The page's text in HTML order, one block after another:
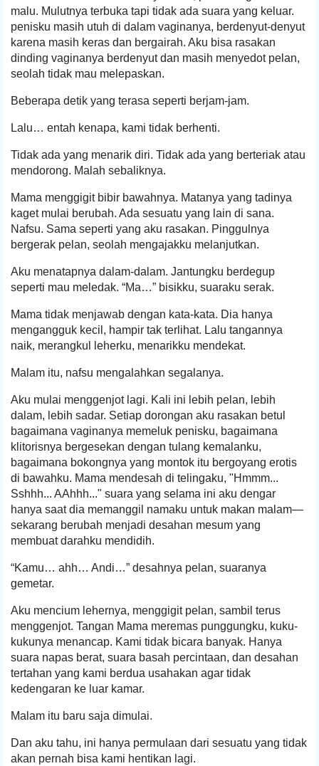
malu. Mulutnya terbuka tapi tidak ada suara yang keluar.
penisku masih utuh di dalam vaginanya, berdenyut-denyut
karena masih keras dan bergairah. Aku bisa rasakan
dinding vaginanya berdenyut dan masih menyedot pelan,
seolah tidak mau melepaskan.
Beberapa detik yang terasa seperti berjam-jam.
Lalu… entah kenapa, kami tidak berhenti.
Tidak ada yang menarik diri. Tidak ada yang berteriak atau
mendorong. Malah sebaliknya.
Mama menggigit bibir bawahnya. Matanya yang tadinya
kaget mulai berubah. Ada sesuatu yang lain di sana.
Nafsu. Sama seperti yang aku rasakan. Pinggulnya
bergerak pelan, seolah mengajakku melanjutkan.
Aku menatapnya dalam-dalam. Jantungku berdegup
seperti mau meledak. “Ma…” bisikku, suaraku serak.
Mama tidak menjawab dengan kata-kata. Dia hanya
mengangguk kecil, hampir tak terlihat. Lalu tangannya
naik, merangkul leherku, menarikku mendekat.
Malam itu, nafsu mengalahkan segalanya.
Aku mulai menggenjot lagi. Kali ini lebih pelan, lebih
dalam, lebih sadar. Setiap dorongan aku rasakan betul
bagaimana vaginanya memeluk penisku, bagaimana
klitorisnya bergesekan dengan tulang kemalanku,
bagaimana bokongnya yang montok itu bergoyang erotis
di bawahku. Mama mendesah di telingaku, "Hmmm...
Sshhh... AAhhh..." suara yang selama ini aku dengar
hanya saat dia memanggil namaku untuk makan malam—
sekarang berubah menjadi desahan mesum yang
membuat darahku mendidih.
“Kamu… ahh… Andi…” desahnya pelan, suaranya
gemetar.
Aku mencium lehernya, menggigit pelan, sambil terus
menggenjot. Tangan Mama meremas punggungku, kuku-
kukunya menancap. Kami tidak bicara banyak. Hanya
suara napas berat, suara basah percintaan, dan desahan
tertahan yang kami berdua usahakan agar tidak
kedengaran ke luar kamar.
Malam itu baru saja dimulai.
Dan aku tahu, ini hanya permulaan dari sesuatu yang tidak
akan pernah bisa kami hentikan lagi.